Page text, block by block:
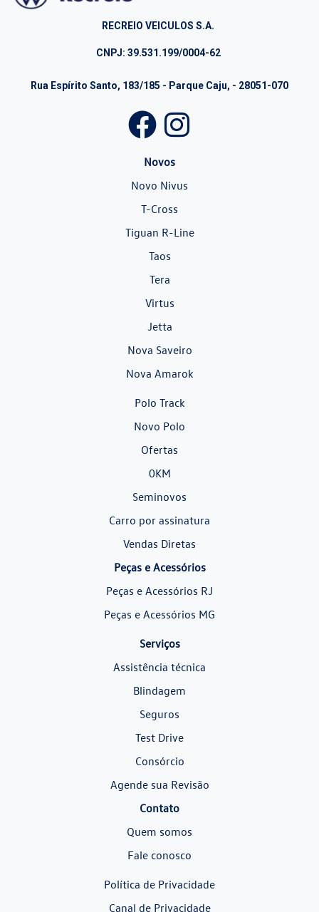
RECREIO VEICULOS S.A.
CNPJ: 39.531.199/0004-62
Rua Espírito Santo, 183/185 - Parque Caju, - 28051-070
Novos
Novo Nivus
T-Cross
Tiguan R-Line
Taos
Tera
Virtus
Jetta
Nova Saveiro
Nova Amarok
Polo Track
Novo Polo
Ofertas
0KM
Seminovos
Carro por assinatura
Vendas Diretas
Peças e Acessórios
Peças e Acessórios RJ
Peças e Acessórios MG
Serviços
Assistência técnica
Blindagem
Seguros
Test Drive
Consórcio
Agende sua Revisão
Contato
Quem somos
Fale conosco
Política de Privacidade
Canal de Privacidade